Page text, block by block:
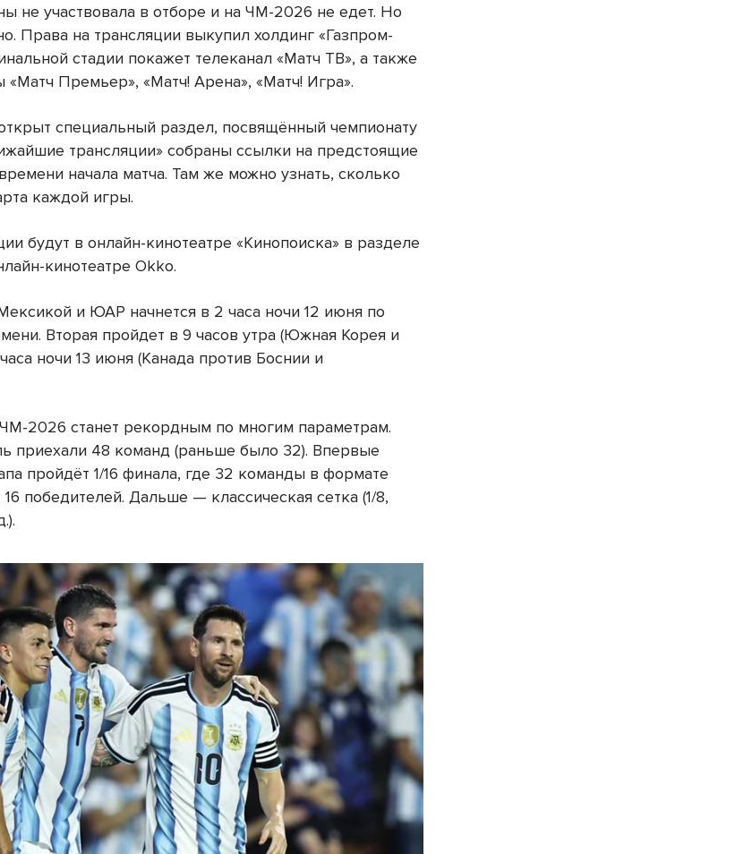
не участвовала в отборе и на ЧМ-2026 не едет. Но
Права на трансляции выкупил холдинг «Газпром-
стадии покажет телеканал «Матч ТВ», а также
«Матч Премьер», «Матч! Арена», «Матч! Игра».
специальный раздел, посвящённый чемпионату
трансляции» собраны ссылки на предстоящие
начала матча. Там же можно узнать, сколько
каждой игры.
будут в онлайн-кинотеатре «Кинопоиска» в разделе
кинотеатре Okko.
и ЮАР начнется в 2 часа ночи 12 июня по
Вторая пройдет в 9 часов утра (Южная Корея и
ночи 13 июня (Канада против Боснии и
2026 станет рекордным по многим параметрам.
приехали 48 команд (раньше было 32). Впервые
пройдёт 1/16 финала, где 32 команды в формате
победителей. Дальше — классическая сетка (1/8,